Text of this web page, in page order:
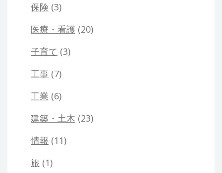
保険 (3)
医療・看護 (20)
子育て (3)
工事 (7)
工業 (6)
建築・土木 (23)
情報 (11)
旅 (1)